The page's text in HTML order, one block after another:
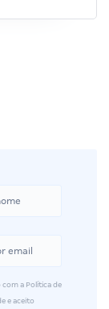
a Política de
e aceito